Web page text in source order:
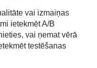
vai izmaiņas
ietekmēt A/B
vai ņemat vērā
testēšanas